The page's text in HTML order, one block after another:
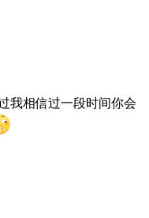
我相信过一段时间你会